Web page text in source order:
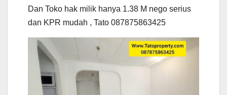
Dan Toko hak milik hanya 1.38 M nego serius
dan KPR mudah , Tato 087875863425